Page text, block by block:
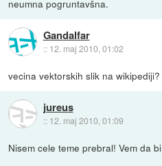
neumna pogruntavšna.
Gandalfar
:: 12. maj 2010, 01:02
vecina vektorskih slik na wikipediji?
jureus
:: 12. maj 2010, 01:09
Nisem cele teme prebral! Vem da